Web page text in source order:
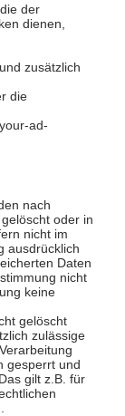
der
dienen,
zusätzlich
die
ad-
nach
oder in
nicht im
ausdrücklich
Daten
nicht
keine
gelöscht
zulässige
gesperrt und
gilt z.B. für